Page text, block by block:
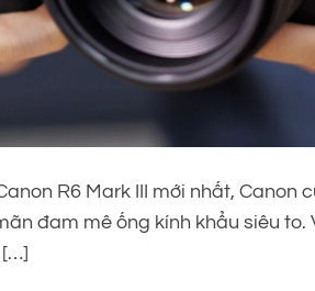
R6 Mark III mới nhất, Canon
đam mê ống kính khẩu siêu to.
[…]